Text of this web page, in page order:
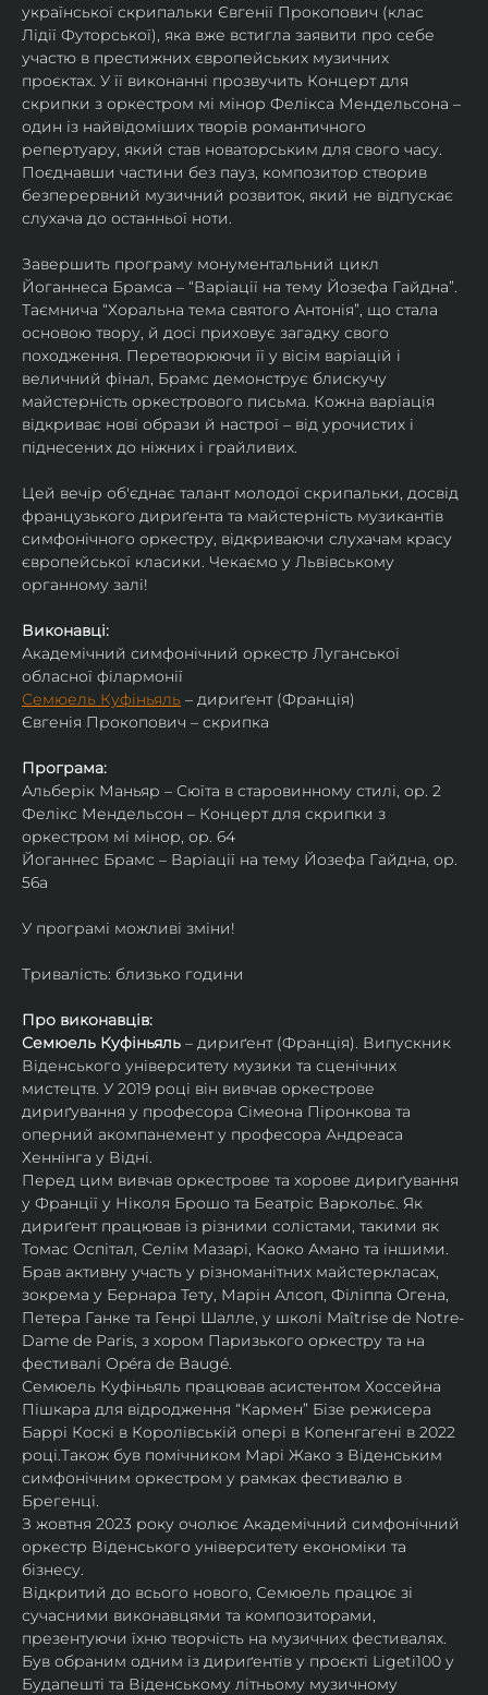
української скрипальки Євгенії Прокопович (клас
Лідії Футорської), яка вже встигла заявити про себе
участю в престижних європейських музичних
проєктах. У її виконанні прозвучить Концерт для
скрипки з оркестром мі мінор Фелікса Мендельсона –
один із найвідоміших творів романтичного
репертуару, який став новаторським для свого часу.
Поєднавши частини без пауз, композитор створив
безперервний музичний розвиток, який не відпускає
слухача до останньої ноти.
Завершить програму монументальний цикл
Йоганнеса Брамса – “Варіації на тему Йозефа Гайдна”.
Таємнича “Хоральна тема святого Антонія”, що стала
основою твору, й досі приховує загадку свого
походження. Перетворюючи її у вісім варіацій і
величний фінал, Брамс демонструє блискучу
майстерність оркестрового письма. Кожна варіація
відкриває нові образи й настрої – від урочистих і
піднесених до ніжних і грайливих.
Цей вечір об'єднає талант молодої скрипальки, досвід
французького дириґента та майстерність музикантів
симфонічного оркестру, відкриваючи слухачам красу
європейської класики. Чекаємо у Львівському
органному залі!
Виконавці:
Академічний симфонічний оркестр Луганської
обласної філармонії
Семюель Куфіньяль – дириґент (Франція)
Євгенія Прокопович – скрипка
Програма:
Альберік Маньяр – Сюїта в старовинному стилі, ор. 2
Фелікс Мендельсон – Концерт для скрипки з
оркестром мі мінор, ор. 64
Йоганнес Брамс – Варіації на тему Йозефа Гайдна, ор.
56a
У програмі можливі зміни!
Тривалість: близько години
Про виконавців:
Семюель Куфіньяль – дириґент (Франція). Випускник
Віденського університету музики та сценічних
мистецтв. У 2019 році він вивчав оркестрове
дириґування у професора Сімеона Піронкова та
оперний акомпанемент у професора Андреаса
Хеннінга у Відні.
Перед цим вивчав оркестрове та хорове дириґування
у Франції у Ніколя Брошо та Беатріс Варкольє. Як
дириґент працював із різними солістами, такими як
Томас Оспітал, Селім Мазарі, Каоко Амано та іншими.
Брав активну участь у різноманітних майстеркласах,
зокрема у Бернара Тету, Марін Алсоп, Філіппа Огена,
Петера Ганке та Генрі Шалле, у школі Maîtrise de Notre-
Dame de Paris, з хором Паризького оркестру та на
фестивалі Opéra de Baugé.
Семюель Куфіньяль працював асистентом Хоссейна
Пішкара для відродження “Кармен” Бізе режисера
Баррі Коскі в Королівській опері в Копенгагені в 2022
році.Також був помічником Марі Жако з Віденським
симфонічним оркестром у рамках фестивалю в
Брегенці.
З жовтня 2023 року очолює Академічний симфонічний
оркестр Віденського університету економіки та
бізнесу.
Відкритий до всього нового, Семюель працює зі
сучасними виконавцями та композиторами,
презентуючи їхню творчість на музичних фестивалях.
Був обраним одним із дириґентів у проєкті Ligeti100 у
Будапешті та Віденському літньому музичному